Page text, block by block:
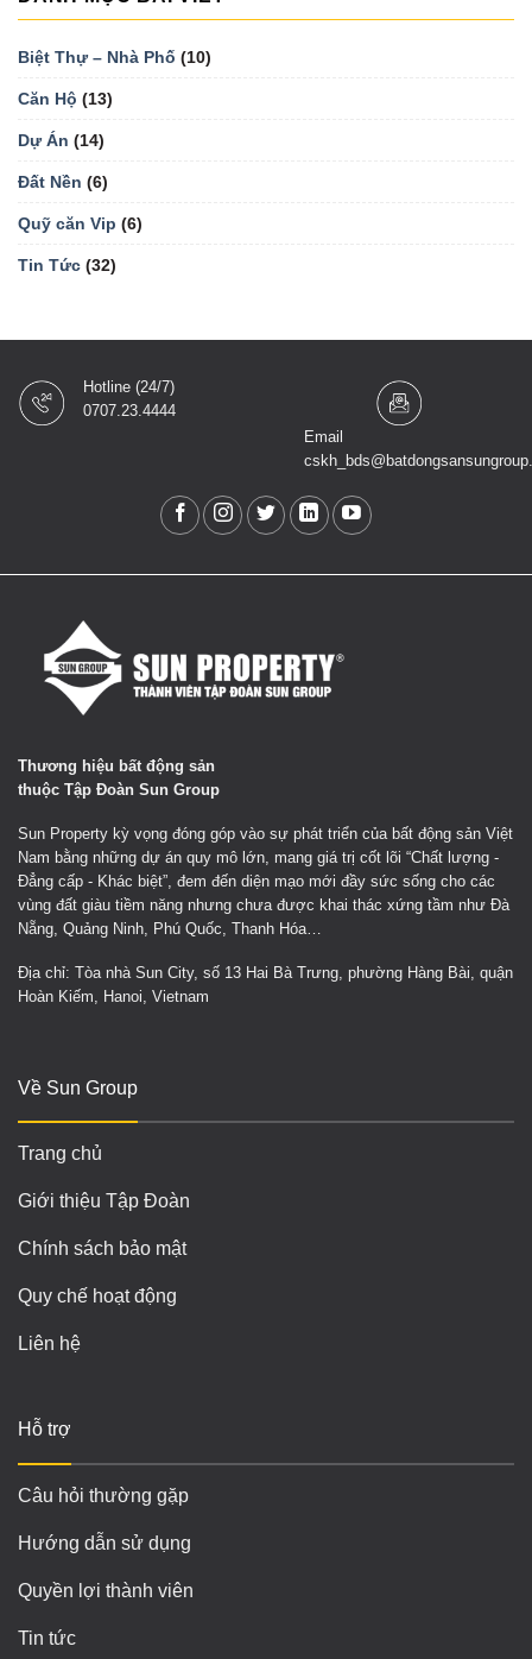
Biệt Thự – Nhà Phố (10)
Căn Hộ (13)
Dự Án (14)
Đất Nền (6)
Quỹ căn Vip (6)
Tin Tức (32)
Hotline (24/7)
0707.23.4444
Email
Thương hiệu bất động sản
thuộc Tập Đoàn Sun Group
Sun Property kỳ vọng đóng góp vào sự phát triển của bất động sản Việt
Nam bằng những dự án quy mô lớn, mang giá trị cốt lõi “Chất lượng -
Đẳng cấp - Khác biệt”, đem đến diện mạo mới đầy sức sống cho các
vùng đất giàu tiềm năng nhưng chưa được khai thác xứng tầm như Đà
Nẵng, Quảng Ninh, Phú Quốc, Thanh Hóa…
Địa chỉ: Tòa nhà Sun City, số 13 Hai Bà Trưng, phường Hàng Bài, quận
Hoàn Kiếm, Hanoi, Vietnam
Về Sun Group
Trang chủ
Giới thiệu Tập Đoàn
Chính sách bảo mật
Quy chế hoạt động
Liên hệ
Hỗ trợ
Câu hỏi thường gặp
Hướng dẫn sử dụng
Quyền lợi thành viên
Tin tức